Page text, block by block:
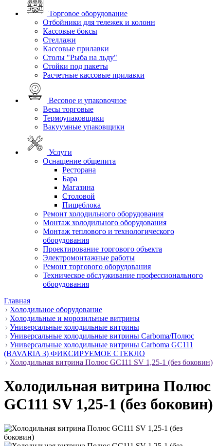
Торговое оборудование
Отбойники для тележек и колонн
Кассовые боксы
Стеллажи
Кассовые прилавки
Столы "Рыба на льду"
Стойки под пакеты
Расчетные кассовые прилавки
Весовое и упаковочное
Весы торговые
Термоупаковщики
Вакуумные упаковщики
Услуги
Оснащение общепита
Ресторана
Бара
Магазина
Столовой
Пищеблока
Ремонт холодильного оборудования
Монтаж холодильного оборудования
Монтаж теплового и технологического
оборудования
Проектирование торгового объекта
Электромонтажные работы
Ремонт торгового оборудования
Техническое обслуживание профессионального
оборудования
Главная
Холодильное оборудование
Холодильные и морозильные витрины
Универсальные холодильные витрины
Универсальные холодильные витрины Carboma/Полюс
Универсальные холодильные витрины Carboma GC111
(BAVARIA 3) ФИКСИРУЕМОЕ СТЕКЛО
Холодильная витрина Полюс GC111 SV 1,25-1 (без боковин)
Холодильная витрина Полюс
GC111 SV 1,25-1 (без боковин)